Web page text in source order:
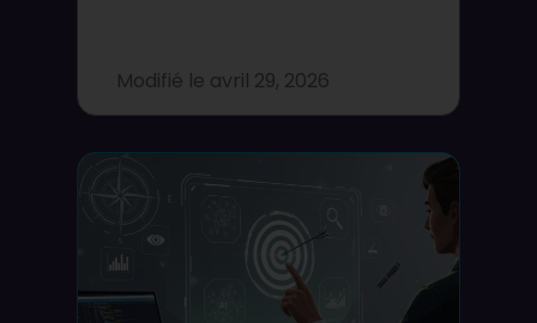
Modifié le avril 29, 2026